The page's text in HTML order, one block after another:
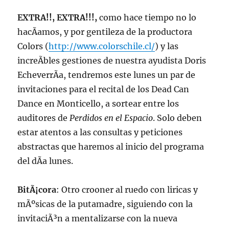
EXTRA!!, EXTRA!!!,como hace tiempo no lo
hacÃ­amos, y por gentileza de la productora
Colors (http://www.colorschile.cl/) y las
increÃ­bles gestiones de nuestra ayudista Doris
EcheverrÃ­a, tendremos este lunes un par de
invitaciones para el recital de los Dead Can
Dance en Monticello, a sortear entre los
auditores dePerdidos en el Espacio. Solo deben
estar atentos a las consultas y peticiones
abstractas que haremos al inicio del programa
del dÃ­a lunes.
BitÃ¡cora: Otro crooner al ruedo con liricas y
mÃºsicas de la putamadre, siguiendo con la
invitaciÃ³n a mentalizarse con la nueva